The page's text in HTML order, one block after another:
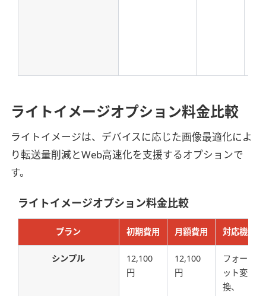
ライトイメージオプション料金比較
ライトイメージは、デバイスに応じた画像最適化によ
り転送量削減とWeb高速化を支援するオプションで
す。
ライトイメージオプション料金比較
プラン 初期費用 月額費用 対応機能
シンプル
12,100
円
12,100
円
フォーマ
ット変
換、